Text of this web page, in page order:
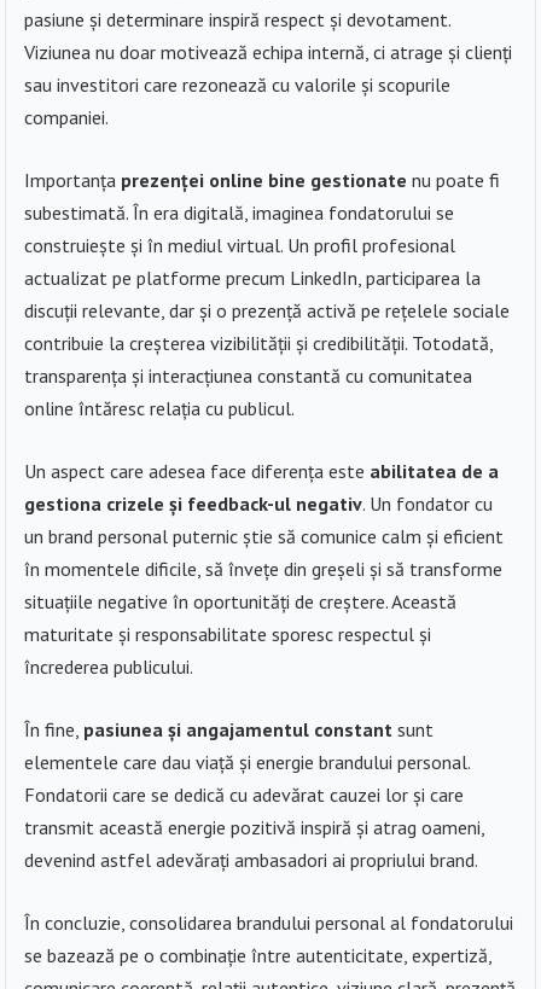
pasiune și determinare inspiră respect și devotament.
Viziunea nu doar motivează echipa internă, ci atrage și clienți
sau investitori care rezonează cu valorile și scopurile
companiei.
Importanța prezenței online bine gestionate nu poate fi
subestimată. În era digitală, imaginea fondatorului se
construiește și în mediul virtual. Un profil profesional
actualizat pe platforme precum LinkedIn, participarea la
discuții relevante, dar și o prezență activă pe rețelele sociale
contribuie la creșterea vizibilității și credibilității. Totodată,
transparența și interacțiunea constantă cu comunitatea
online întăresc relația cu publicul.
Un aspect care adesea face diferența este abilitatea de a
gestiona crizele și feedback-ul negativ. Un fondator cu
un brand personal puternic știe să comunice calm și eficient
în momentele dificile, să învețe din greșeli și să transforme
situațiile negative în oportunități de creștere. Această
maturitate și responsabilitate sporesc respectul și
încrederea publicului.
În fine, pasiunea și angajamentul constant sunt
elementele care dau viață și energie brandului personal.
Fondatorii care se dedică cu adevărat cauzei lor și care
transmit această energie pozitivă inspiră și atrag oameni,
devenind astfel adevărați ambasadori ai propriului brand.
În concluzie, consolidarea brandului personal al fondatorului
se bazează pe o combinație între autenticitate, expertiză,